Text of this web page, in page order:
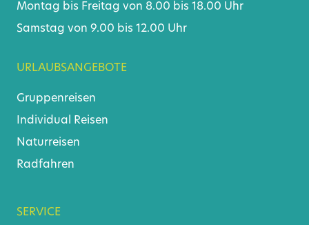
Montag bis Freitag von 8.00 bis 18.00 Uhr
Samstag von 9.00 bis 12.00 Uhr
URLAUBSANGEBOTE
Gruppenreisen
Individual Reisen
Naturreisen
Radfahren
SERVICE